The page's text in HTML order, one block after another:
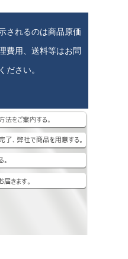
されるのは商品原価
費用、送料等はお問
ださい。